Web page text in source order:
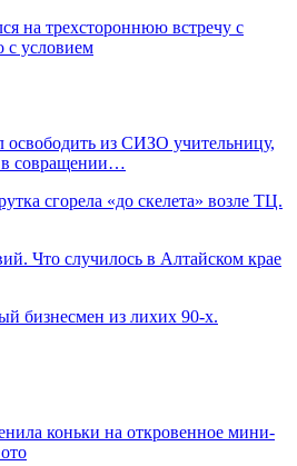
на трехстороннюю встречу с
условием
освободить из СИЗО учительницу,
совращении…
сгорела «до скелета» возле ТЦ.
Что случилось в Алтайском крае
бизнесмен из лихих 90-х.
коньки на откровенное мини-